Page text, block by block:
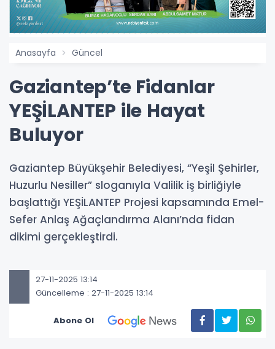
Anasayfa Güncel
Gaziantep’te Fidanlar
YEŞİLANTEP ile Hayat
Buluyor
Gaziantep Büyükşehir Belediyesi, “Yeşil Şehirler,
Huzurlu Nesiller” sloganıyla Valilik iş birliğiyle
başlattığı YEŞİLANTEP Projesi kapsamında Emel-
Sefer Anlaş Ağaçlandırma Alanı’nda fidan
dikimi gerçekleştirdi.
27-11-2025 13:14
Güncelleme : 27-11-2025 13:14
Abone Ol